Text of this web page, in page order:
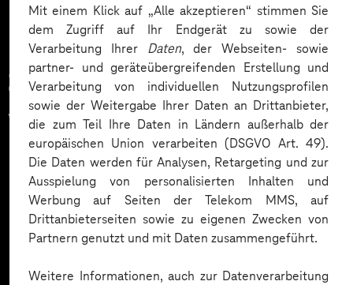
Mit einem Klick auf „Alle akzeptieren“ stimmen Sie
dem Zugriff auf Ihr Endgerät zu sowie der
Verarbeitung Ihrer Daten, der Webseiten- sowie
partner- und geräteübergreifenden Erstellung und
Verarbeitung von individuellen Nutzungsprofilen
sowie der Weitergabe Ihrer Daten an Drittanbieter,
die zum Teil Ihre Daten in Ländern außerhalb der
europäischen Union verarbeiten (DSGVO Art. 49).
Die Daten werden für Analysen, Retargeting und zur
Ausspielung von personalisierten Inhalten und
Werbung auf Seiten der Telekom MMS, auf
Drittanbieterseiten sowie zu eigenen Zwecken von
Partnern genutzt und mit Daten zusammengeführt.
Weitere Informationen, auch zur Datenverarbeitung
Zahlreiche Unternehmen
vertrauen auf unsere
Expertise. Hier eine Auswahl: